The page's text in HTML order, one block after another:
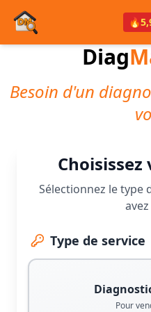
🔥
Diag
Besoin d'un
Sélectionnez le type
Type de service
Pour